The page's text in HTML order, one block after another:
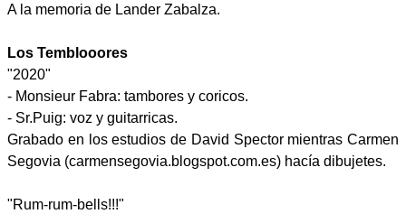
A la memoria de Lander Zabalza.
Los Temblooores
"2020"
- Monsieur Fabra: tambores y coricos.
- Sr.Puig: voz y guitarricas.
Grabado en los estudios de David Spector mientras Carmen
Segovia (carmensegovia.blogspot.com.es) hacía dibujetes.
"Rum-rum-bells!!!"